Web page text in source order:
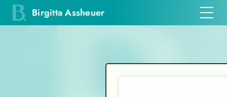
Birgitta Assheuer